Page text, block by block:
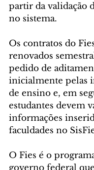
partir da validação
no sistema.
Os contratos do
renovados
pedido de
inicialmente pelas
de ensino e, em
estudantes devem
informações
faculdades no
O Fies é o
governo federal